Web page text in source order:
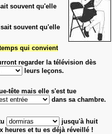
souvent qu'elle
souvent qu'elle
qui convient
regarder la télévision dès
leurs leçons.
tête mais elle s'est tue
dans sa chambre.
jusqu'à huit
heures et tu es déjà réveillé !